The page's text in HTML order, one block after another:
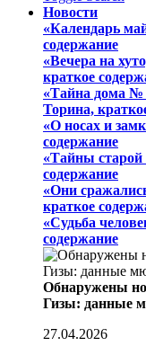
Новости
«Календарь
содержание
«Вечера на
краткое
«Тайна дома №
Торина,
«О носах и
содержание
«Тайны старой
содержание
«Они
краткое
«Судьба
содержание
Обнаружены
Гизы: данные
27.04.2026